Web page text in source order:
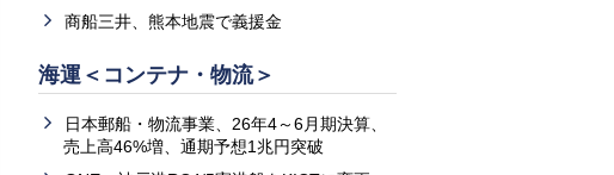
商船三井、熊本地震で義援金
海運＜コンテナ・物流＞
日本郵船・物流事業、26年4～6月期決算、
売上高46%増、通期予想1兆円突破